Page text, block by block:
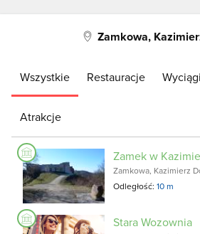
Zamkowa,
Wszystkie Restauracje
Atrakcje
Zamek w
Zamkowa, Kazimierz
Odległość:10 m
Stara Wozownia